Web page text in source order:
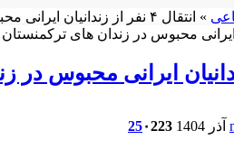
» انتقال ۴ نفر از زندانیان ایرانی محبوس در زندان های ترکمنستان به کشور
25۰223